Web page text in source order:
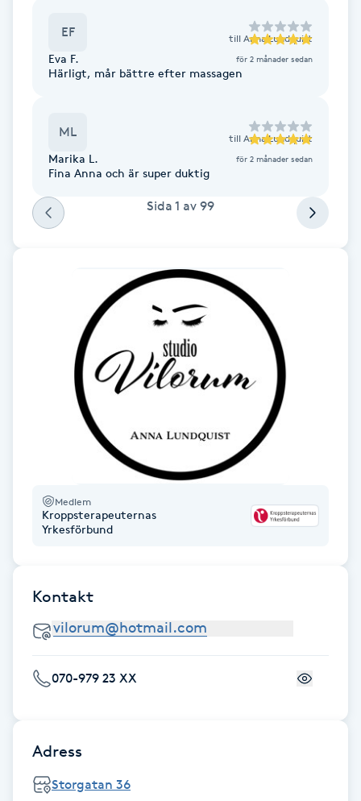
Fransrengöring
Friskvård
Friskvårdsmassage
Frisör
Gellack
Gravidmassage
Gravidyoga
Gruppträning
Gua Sha-massage
EF till Anna Lundquist
Eva F. för 2 månader sedan
Härligt, mår bättre efter massagen
ML till Anna Lundquist
Marika L. för 2 månader sedan
Fina Anna och är super duktig
Sida 1 av 99
Medlem
Kroppsterapeuternas
Yrkesförbund
Kontakt
070-979 23 XX
Adress
Storgatan 36